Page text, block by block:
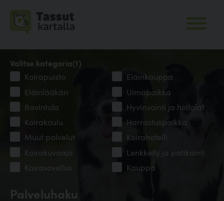
Palveluhaku
Valitse kategoria(t)
Koirapuisto
Eläinkauppa
Eläinlääkäri
Uimapaikka
Ravintola
Hyvinvointi ja hoitolat
Koirakoulu
Harrastuspaikka
Muut palvelut
Koirahotelli
Koirakuvaaja
Lenkkeily ja patikointi
Koirasovellus
Kauppa